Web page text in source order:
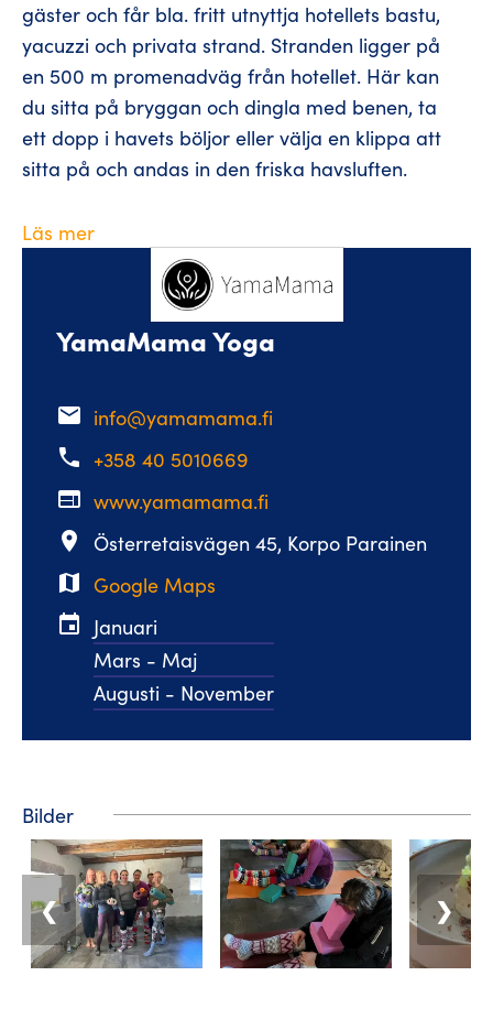
gäster och får bla. fritt utnyttja hotellets bastu,
yacuzzi och privata strand. Stranden ligger på
en 500 m promenadväg från hotellet. Här kan
du sitta på bryggan och dingla med benen, ta
ett dopp i havets böljor eller välja en klippa att
sitta på och andas in den friska havsluften.
Läs mer
YamaMama Yoga
email info@yamamama.fi
phone +358 40 5010669
web www.yamamama.fi
place
Österretaisvägen 45, Korpo Parainen
map Google Maps
event Januari
Mars - Maj
Augusti - November
Bilder
❮ ❯